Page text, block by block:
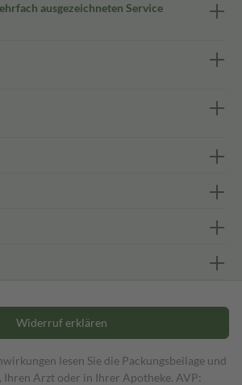
ausgezeichneten Service
Widerruf erklären
lesen Sie die Packungsbeilage und
Ihren Arzt oder in Ihrer Apotheke. AVP: